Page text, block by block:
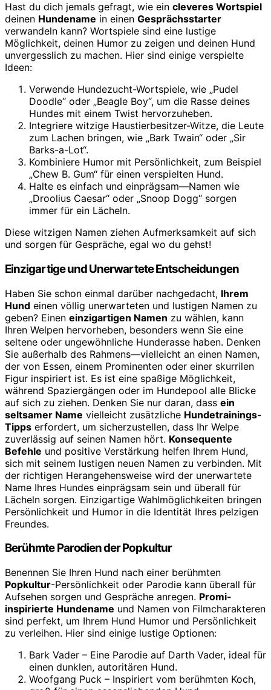
Hast du dich jemals gefragt, wie ein cleveres Wortspiel
deinen Hundename in einen Gesprächsstarter
verwandeln kann? Wortspiele sind eine lustige
Möglichkeit, deinen Humor zu zeigen und deinen Hund
unvergesslich zu machen. Hier sind einige verspielte
Ideen:
Verwende Hundezucht-Wortspiele, wie „Pudel
Doodle“ oder „Beagle Boy“, um die Rasse deines
Hundes mit einem Twist hervorzuheben.
Integriere witzige Haustierbesitzer-Witze, die Leute
zum Lachen bringen, wie „Bark Twain“ oder „Sir
Barks-a-Lot“.
Kombiniere Humor mit Persönlichkeit, zum Beispiel
„Chew B. Gum“ für einen verspielten Hund.
Halte es einfach und einprägsam—Namen wie
„Droolius Caesar“ oder „Snoop Dogg“ sorgen
immer für ein Lächeln.
Diese witzigen Namen ziehen Aufmerksamkeit auf sich
und sorgen für Gespräche, egal wo du gehst!
Einzigartige und Unerwartete Entscheidungen
Haben Sie schon einmal darüber nachgedacht, Ihrem
Hund einen völlig unerwarteten und lustigen Namen zu
geben? Einen einzigartigen Namen zu wählen, kann
Ihren Welpen hervorheben, besonders wenn Sie eine
seltene oder ungewöhnliche Hunderasse haben. Denken
Sie außerhalb des Rahmens—vielleicht an einen Namen,
der von Essen, einem Prominenten oder einer skurrilen
Figur inspiriert ist. Es ist eine spaßige Möglichkeit,
während Spaziergängen oder im Hundepool alle Blicke
auf sich zu ziehen. Denken Sie nur daran, dass ein
seltsamer Name vielleicht zusätzliche Hundetrainings-
Tipps erfordert, um sicherzustellen, dass Ihr Welpe
zuverlässig auf seinen Namen hört. Konsequente
Befehle und positive Verstärkung helfen Ihrem Hund,
sich mit seinem lustigen neuen Namen zu verbinden. Mit
der richtigen Herangehensweise wird der unerwartete
Name Ihres Hundes einprägsam sein und überall für
Lächeln sorgen. Einzigartige Wahlmöglichkeiten bringen
Persönlichkeit und Humor in die Identität Ihres pelzigen
Freundes.
Berühmte Parodien der Popkultur
Benennen Sie Ihren Hund nach einer berühmten
Popkultur-Persönlichkeit oder Parodie kann überall für
Aufsehen sorgen und Gespräche anregen. Promi-
inspirierte Hundename und Namen von Filmcharakteren
sind perfekt, um Ihrem Hund Humor und Persönlichkeit
zu verleihen. Hier sind einige lustige Optionen:
Bark Vader – Eine Parodie auf Darth Vader, ideal für
einen dunklen, autoritären Hund.
Woofgang Puck – Inspiriert vom berühmten Koch,